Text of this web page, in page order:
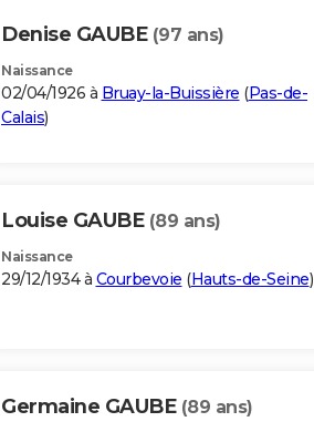
Denise GAUBE (97 ans)
Naissance
02/04/1926 à Bruay-la-Buissière (Pas-de-
Calais)
Louise GAUBE (89 ans)
Naissance
29/12/1934 à Courbevoie (Hauts-de-Seine)
Germaine GAUBE (89 ans)